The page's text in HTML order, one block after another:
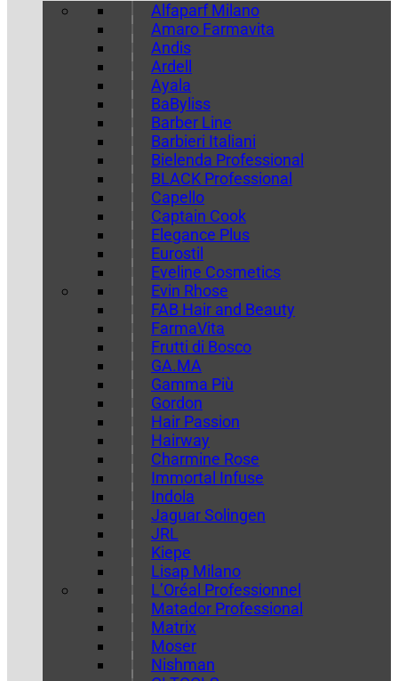
Alfaparf Milano
Amaro Farmavita
Andis
Ardell
Ayala
BaByliss
Barber Line
Barbieri Italiani
Bielenda Professional
BLACK Professional
Capello
Captain Cook
Elegance Plus
Eurostil
Eveline Cosmetics
Evin Rhose
FAB Hair and Beauty
FarmaVita
Frutti di Bosco
GA.MA
Gamma Più
Gordon
Hair Passion
Hairway
Charmine Rose
Immortal Infuse
Indola
Jaguar Solingen
JRL
Kiepe
Lisap Milano
L’Oréal Professionnel
Matador Professional
Matrix
Moser
Nishman